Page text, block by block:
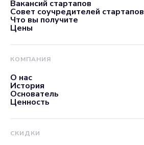
Вакансий стартапов
Совет соучредителей стартапов
Что вы получите
Цены
КОМПАНИЯ
О нас
История
Основатель
Ценность
СКИДКИ